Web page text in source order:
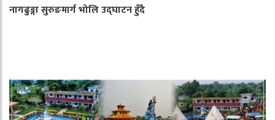
नागढुङ्गा सुरुङमार्ग भोलि उद्घाटन हुँदै